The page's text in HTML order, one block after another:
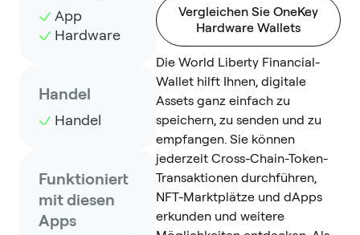
App
Hardware
Handel
Handel
Funktioniert
mit diesen
Apps
Vergleichen Sie OneKey
Hardware Wallets
Die World Liberty Financial-
Wallet hilft Ihnen, digitale
Assets ganz einfach zu
speichern, zu senden und zu
empfangen. Sie können
jederzeit Cross-Chain-Token-
Transaktionen durchführen,
NFT-Marktplätze und dApps
erkunden und weitere